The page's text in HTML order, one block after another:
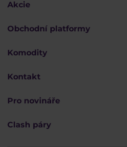
Akcie
Obchodní platformy
Komodity
Kontakt
Pro novináře
Clash páry